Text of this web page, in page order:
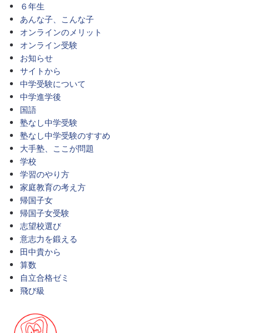
６年生
あんな子、こんな子
オンラインのメリット
オンライン受験
お知らせ
サイトから
中学受験について
中学進学後
国語
塾なし中学受験
塾なし中学受験のすすめ
大手塾、ここが問題
学校
学習のやり方
家庭教育の考え方
帰国子女
帰国子女受験
志望校選び
意志力を鍛える
田中貴から
算数
自立合格ゼミ
飛び級